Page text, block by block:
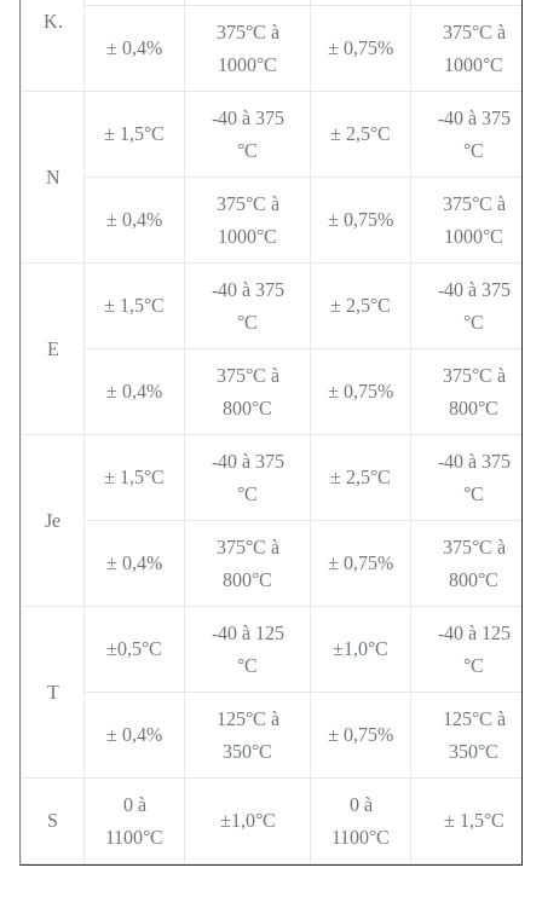
K.
± 0,4%
375°C à
1000°C
± 0,75%
375°C à
1000°C
N
± 1,5°C
-40 à 375
°C
± 2,5°C
-40 à 375
°C
± 0,4%
375°C à
1000°C
± 0,75%
375°C à
1000°C
E
± 1,5°C
-40 à 375
°C
± 2,5°C
-40 à 375
°C
± 0,4%
375°C à
800°C
± 0,75%
375°C à
800°C
Je
± 1,5°C
-40 à 375
°C
± 2,5°C
-40 à 375
°C
± 0,4%
375°C à
800°C
± 0,75%
375°C à
800°C
T
±0,5°C
-40 à 125
°C
±1,0°C
-40 à 125
°C
± 0,4%
125°C à
350°C
± 0,75%
125°C à
350°C
S
0 à
1100°C
±1,0°C
0 à
1100°C
± 1,5°C